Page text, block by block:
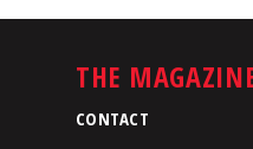
THE
CONTACT